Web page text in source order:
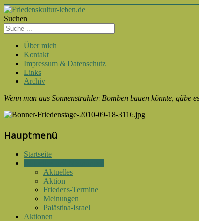
Suchen
Über mich
Kontakt
Impressum & Datenschutz
Links
Archiv
Wenn man aus Sonnenstrahlen Bomben bauen könnte, gäbe
Hauptmenü
Startseite
Aktuelles
Aktion
Friedens-Termine
Meinungen
Palästina-Israel
Aktionen